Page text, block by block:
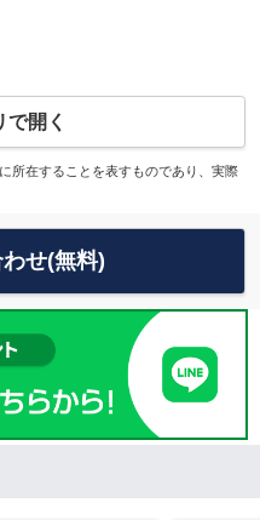
で開く
所在することを表すものであり、実際
せ(無料)